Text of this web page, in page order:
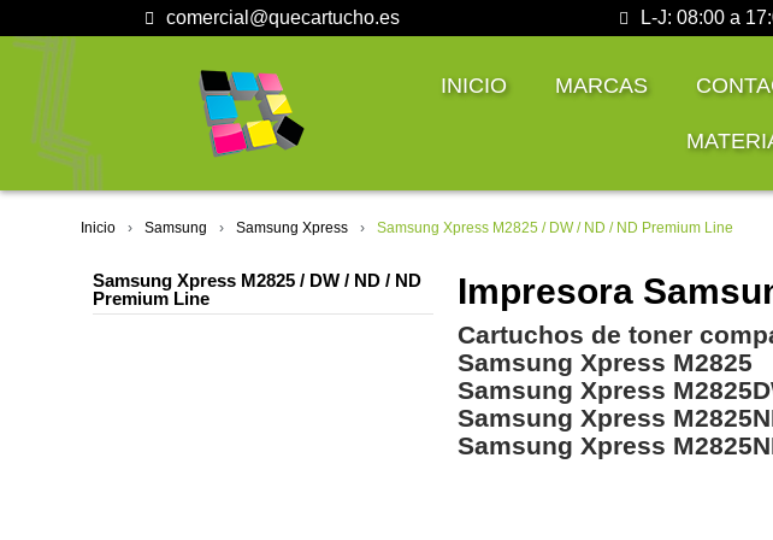
comercial@quecartucho.es L-J: 08:00 a
INICIO MARCAS
Inicio Samsung Samsung Xpress Samsung Xpress M2825 / DW / ND / ND Premium Line
Samsung Xpress M2825 / DW / ND / ND
Premium Line
Impresora
Cartuchos de toner
Samsung Xpress M2825
Samsung Xpress
Samsung Xpress
Samsung Xpress